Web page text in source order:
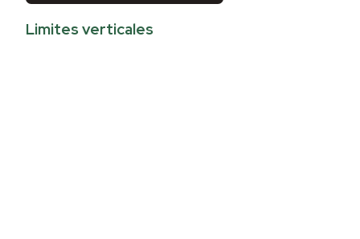
Limites verticales